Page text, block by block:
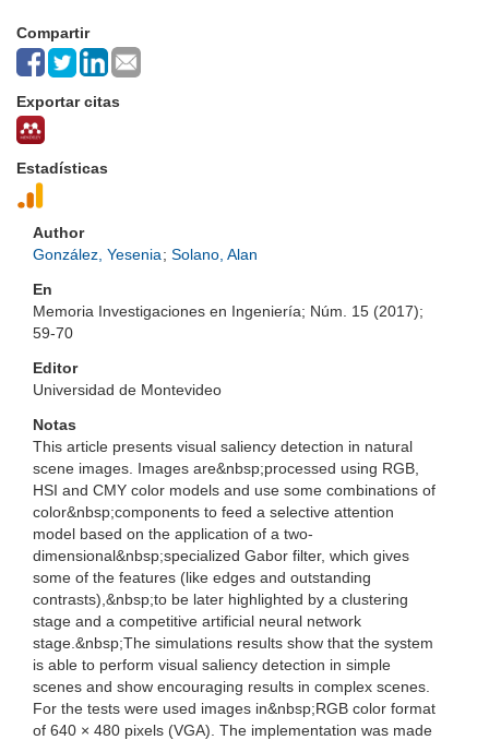
Compartir
Exportar citas
Estadísticas
Author
González, Yesenia; Solano, Alan
En
Memoria Investigaciones en Ingeniería; Núm. 15 (2017);
59-70
Editor
Universidad de Montevideo
Notas
This article presents visual saliency detection in natural
scene images. Images are&nbsp;processed using RGB,
HSI and CMY color models and use some combinations of
color&nbsp;components to feed a selective attention
model based on the application of a two-
dimensional&nbsp;specialized Gabor filter, which gives
some of the features (like edges and outstanding
contrasts),&nbsp;to be later highlighted by a clustering
stage and a competitive artificial neural network
stage.&nbsp;The simulations results show that the system
is able to perform visual saliency detection in simple
scenes and show encouraging results in complex scenes.
For the tests were used images in&nbsp;RGB color format
of 640 × 480 pixels (VGA). The implementation was made